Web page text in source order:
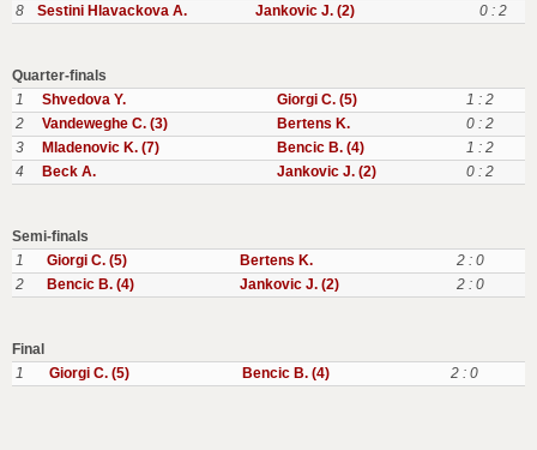
8
Sestini Hlavackova A. Jankovic J. (2) 0 : 2
Quarter-finals
1
Shvedova Y. Giorgi C. (5)
1 : 2
2
Vandeweghe C. (3) Bertens K.
0 : 2
3
Mladenovic K. (7) Bencic B. (4)
1 : 2
4
Beck A. Jankovic J. (2) 0 : 2
Semi-finals
1
Giorgi C. (5) Bertens K.
2 : 0
2
Bencic B. (4) Jankovic J. (2) 2 : 0
Final
1
Giorgi C. (5) Bencic B. (4) 2 : 0